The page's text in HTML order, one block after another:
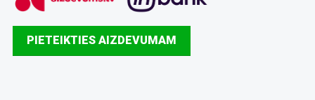
PIETEIKTIES AIZDEVUMAM